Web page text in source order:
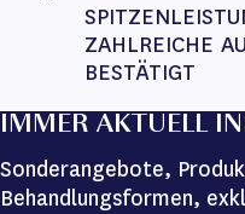
ZAHLREICHE
BESTÄTIGT
IMMER AKTUELL
Sonderangebote,
Behandlungsformen,